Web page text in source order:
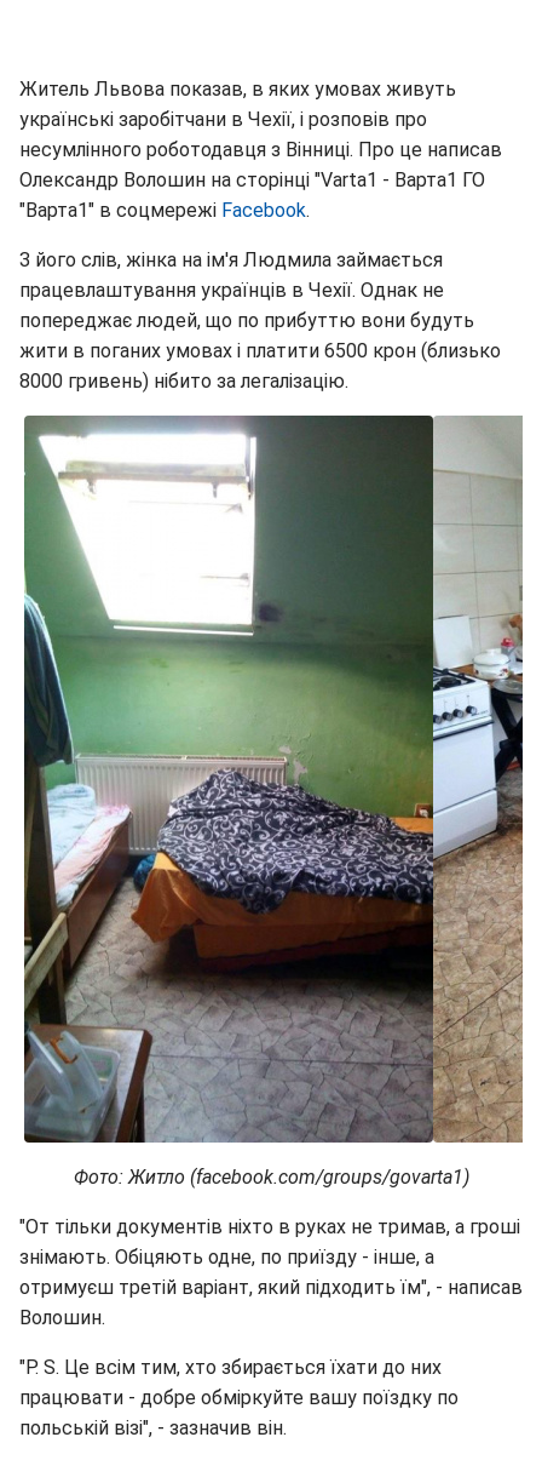
Житель Львова показав, в яких умовах живуть
українські заробітчани в Чехії, і розповів про
несумлінного роботодавця з Вінниці. Про це написав
Олександр Волошин на сторінці "Varta1 - Варта1 ГО
"Варта1" в соцмережі Facebook.
З його слів, жінка на ім'я Людмила займається
працевлаштування українців в Чехії. Однак не
попереджає людей, що по прибуттю вони будуть
жити в поганих умовах і платити 6500 крон (близько
8000 гривень) нібито за легалізацію.
Фото: Житло (facebook.com/groups/govarta1)
"От тільки документів ніхто в руках не тримав, а гроші
знімають. Обіцяють одне, по приїзду - інше, а
отримуєш третій варіант, який підходить їм", - написав
Волошин.
"P. S. Це всім тим, хто збирається їхати до них
працювати - добре обміркуйте вашу поїздку по
польській візі", - зазначив він.